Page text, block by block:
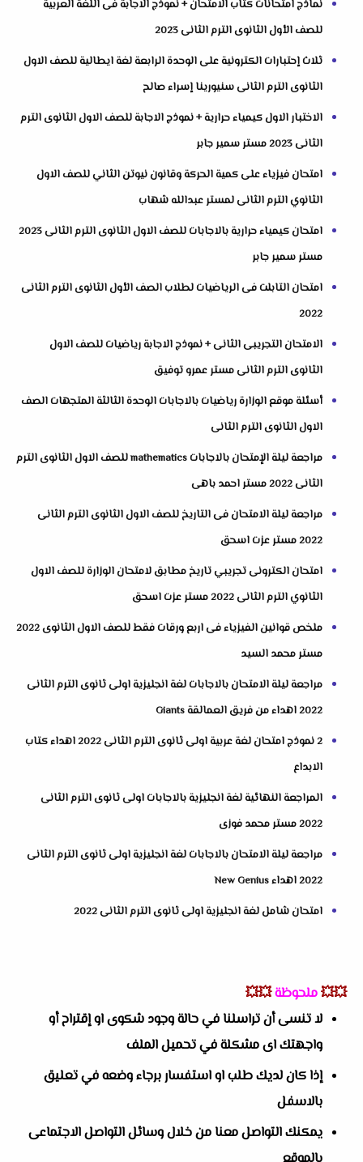
نماذج امتحانات كتاب الامتحان + نموذج الاجابة فى اللغة العربية
للصف الأول الثانوى الترم الثانى 2023
ثلاث إحتبارات الكترونية على الوحدة الرابعة لغة ايطالية للصف الاول
الثانوى الترم الثانى سنيورينا إسراء صالح
الاختبار الاول كيمياء حرارية + نموذج الاجابة للصف الاول الثانوى الترم
الثانى 2023 مستر سمير جابر
امتحان فيزياء على كمية الحركة وقانون نيوتن الثاني للصف الاول
الثانوي الترم الثانى لمستر عبدالله شهاب
امتحان كيمياء حرارية بالاجابات للصف الاول الثانوى الترم الثانى 2023
مستر سمير جابر
امتحان التابلت فى الرياضيات لطلاب الصف الأول الثانوى الترم الثانى
2022
الامتحان التجريبى الثانى + نموذج الاجابة رياضيات للصف الاول
الثانوى الترم الثانى مستر عمرو توفيق
أسئلة موقع الوزارة رياضيات بالاجابات الوحدة الثالثة المتجهات الصف
الاول الثانوى الترم الثانى
مراجعة ليلة الإمتحان بالاجابات mathematics للصف الاول الثانوى الترم
الثانى 2022 مستر احمد باهى
مراجعة ليلة الامتحان فى التاريخ للصف الاول الثانوى الترم الثانى
2022 مستر عزت اسحق
امتحان الكترونى تجريبي تاريخ مطابق لامتحان الوزارة للصف الاول
الثانوي الترم الثانى 2022 مستر عزت اسحق
ملخص قوانين الفيزياء فى اربع ورقات فقط للصف الاول الثانوى 2022
مستر محمد السيد
مراجعة ليلة الامتحان بالاجابات لغة انجليزية اولى ثانوى الترم الثانى
2022 اهداء من فريق العمالقة Giants
2 نموذج امتحان لغة عربية اولى ثانوى الترم الثانى 2022 اهداء كتاب
الابداع
المراجعة النهائية لغة انجليزية بالاجابات اولى ثانوى الترم الثانى
2022 مستر محمد فوزى
مراجعة ليلة الامتحان بالاجابات لغة انجليزية اولى ثانوى الترم الثانى
2022 اهداء New Genius
امتحان شامل لغة انجليزية اولى ثانوى الترم الثانى 2022
💥💥ملحوظة💥💥
لا تنسى أن تراسلنا في حالة وجود شكوى او إقتراح أو
واجهتك اى مشكلة في تحميل الملف
إذا كان لديك طلب او استفسار برجاء وضعه في تعليق
بالاسفل
يمكنك التواصل معنا من خلال وسائل التواصل الاجتماعى